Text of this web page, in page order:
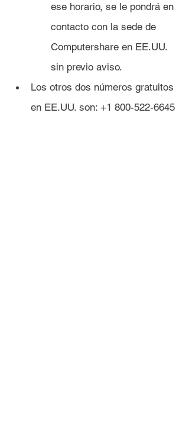
ese horario, se le pondrá en
contacto con la sede de
Computershare en EE.UU.
sin previo aviso.
Los otros dos números gratuitos
en EE.UU. son: +1 800-522-6645